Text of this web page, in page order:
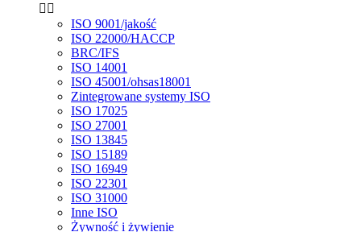
 
ISO 9001/jakość
ISO 22000/HACCP
BRC/IFS
ISO 14001
ISO 45001/ohsas18001
Zintegrowane systemy ISO
ISO 17025
ISO 27001
ISO 13845
ISO 15189
ISO 16949
ISO 22301
ISO 31000
Inne ISO
Żywność i żywienie